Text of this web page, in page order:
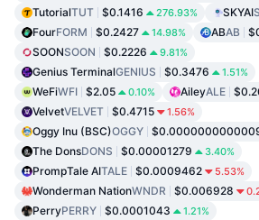
TutorialTUT $0.1416 276.93% SKYAI
FourFORM $0.2427 14.98% ABAB
SOONSOON $0.2226 9.81%
Genius TerminalGENIUS $0.3476 1.51%
WeFiWFI $2.05 0.10% AileyALE
VelvetVELVET $0.4715 1.56%
Oggy Inu (BSC)OGGY
The DonsDONS $0.00001279 3.40%
PrompTale AITALE $0.0009462 5.53%
Wonderman NationWNDR $0.006928
PerryPERRY $0.0001043 1.21%